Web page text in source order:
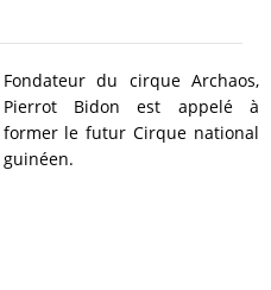
Fondateur du cirque Archaos,
Pierrot Bidon est appelé à
former le futur Cirque national
guinéen.